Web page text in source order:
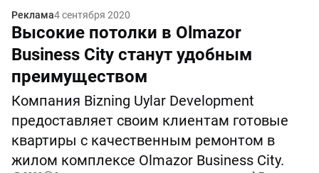
Реклама4 сентября 2020
Высокие потолки в Olmazor
Business City станут удобным
преимуществом
Компания Bizning Uylar Development
предоставляет своим клиентам готовые
квартиры с качественным ремонтом в
жилом комплексе Olmazor Business City.